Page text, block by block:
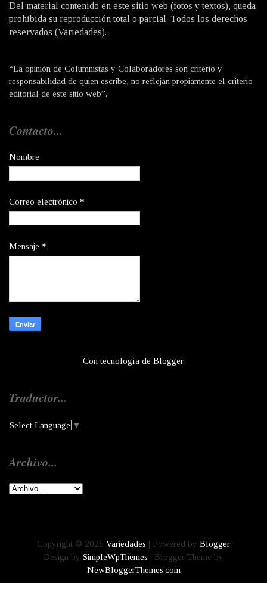
Del material contenido en este sitio web (fotos y textos), queda
prohibida su reproducción total o parcial. Todos los derechos
reservados (Variedades).
“La opinión de Columnistas y Colaboradores son criterio y
responsabilidad de quien escribe, no reflejan propiamente el criterio
editorial de este sitio web”.
Contacto...
Nombre
Correo electrónico *
Mensaje *
Con tecnología de Blogger.
Traductor...
Select Language ▼
Archivo...
Copyright © 2026 Variedades | Powered by Blogger
Design by SimpleWpThemes | Blogger Theme by
NewBloggerThemes.com